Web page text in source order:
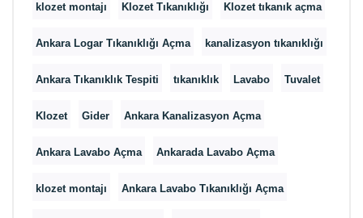
klozet montajı Klozet Tıkanıklığı Klozet tıkanık açma
Ankara Logar Tıkanıklığı Açma kanalizasyon tıkanıklığı
Ankara Tıkanıklık Tespiti tıkanıklık Lavabo Tuvalet
Klozet Gider Ankara Kanalizasyon Açma
Ankara Lavabo Açma Ankarada Lavabo Açma
klozet montajı Ankara Lavabo Tıkanıklığı Açma